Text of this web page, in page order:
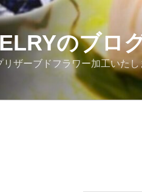
のブロ
ザーブドフラワー加工いたし